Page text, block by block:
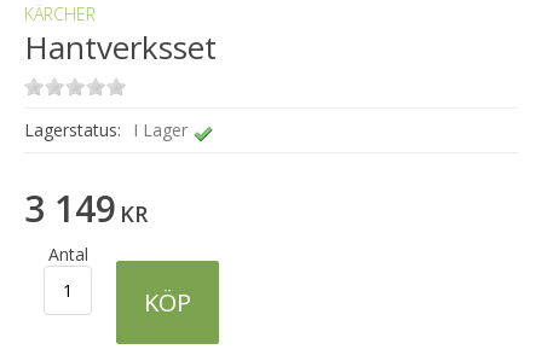
KÄRCHER
Hantverksset
Lagerstatus: I Lager
3 149 KR
Antal
KÖP